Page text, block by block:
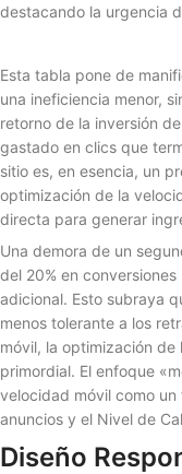
destacando la urgencia
Esta tabla pone de
una ineficiencia menor,
retorno de la inversión
gastado en clics que
sitio es, en esencia, un
optimización de la
directa para generar
Una demora de un
del 20% en
adicional. Esto subraya
menos tolerante a los
móvil, la optimización
primordial. El enfoque
velocidad móvil como
anuncios y el Nivel de
Diseño